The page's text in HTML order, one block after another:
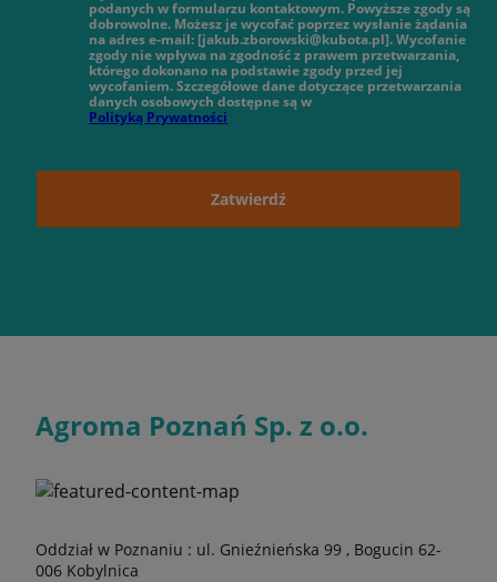
podanych w formularzu kontaktowym. Powyższe zgody są
dobrowolne. Możesz je wycofać poprzez wysłanie żądania
na adres e-mail: [jakub.zborowski@kubota.pl]. Wycofanie
zgody nie wpływa na zgodność z prawem przetwarzania,
którego dokonano na podstawie zgody przed jej
wycofaniem. Szczegółowe dane dotyczące przetwarzania
danych osobowych dostępne są w
Polityką Prywatności
Zatwierdź
Agroma Poznań Sp. z o.o.
Oddział w Poznaniu : ul. Gnieźnieńska 99 , Bogucin 62-
006 Kobylnica